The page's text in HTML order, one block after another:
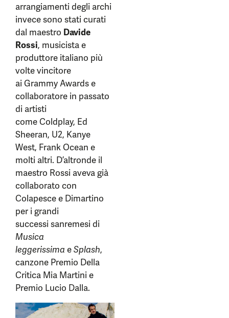
arrangiamenti degli archi
invece sono stati curati
dal maestro Davide
Rossi, musicista e
produttore italiano più
volte vincitore
ai Grammy Awards e
collaboratore in passato
di artisti
come Coldplay, Ed
Sheeran, U2, Kanye
West, Frank Ocean e
molti altri. D’altronde il
maestro Rossi aveva già
collaborato con
Colapesce e Dimartino
per i grandi
successi sanremesi di
Musica
leggerissima eSplash,
canzone Premio Della
Critica Mia Martini e
Premio Lucio Dalla.